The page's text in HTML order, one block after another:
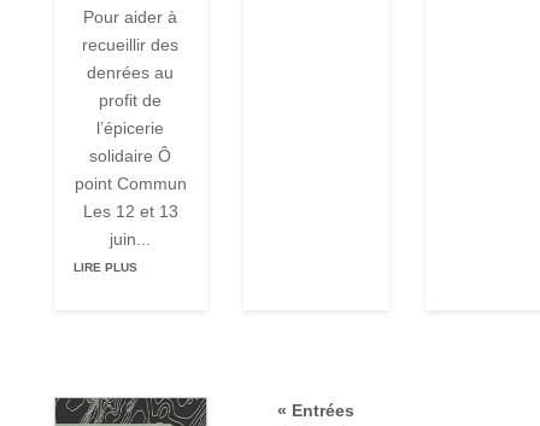
Pour aider à
recueillir des
denrées au
profit de
l’épicerie
solidaire Ô
point Commun
Les 12 et 13
juin...
LIRE PLUS
« Entrées